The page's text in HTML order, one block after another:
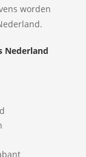
worden
Nederland